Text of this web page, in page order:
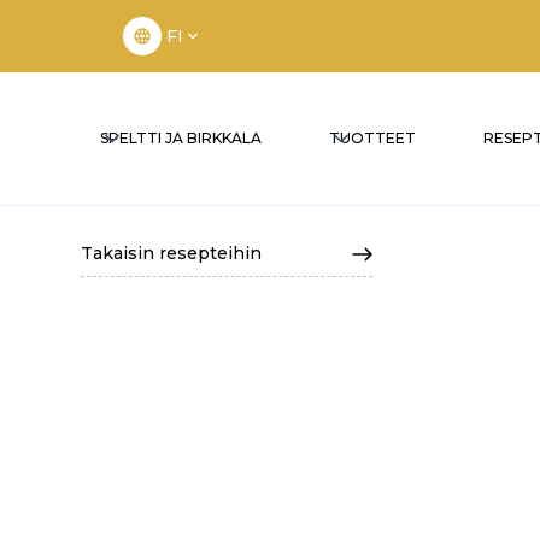
FI
SPELTTI JA BIRKKALA TUOTTEET
Takaisin resepteihin